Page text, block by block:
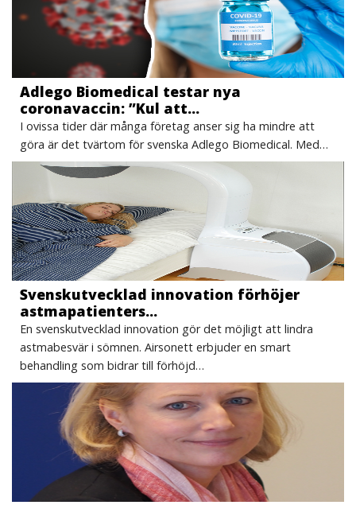
Adlego Biomedical testar nya
coronavaccin: ”Kul att…
I ovissa tider där många företag anser sig ha mindre att
göra är det tvärtom för svenska Adlego Biomedical. Med…
Svenskutvecklad innovation förhöjer
astmapatienters…
En svenskutvecklad innovation gör det möjligt att lindra
astmabesvär i sömnen. Airsonett erbjuder en smart
behandling som bidrar till förhöjd…